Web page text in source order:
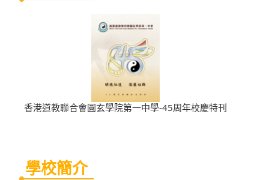
香港道教聯合會圓玄學院第一中學-45周年校慶特刊
學校簡介